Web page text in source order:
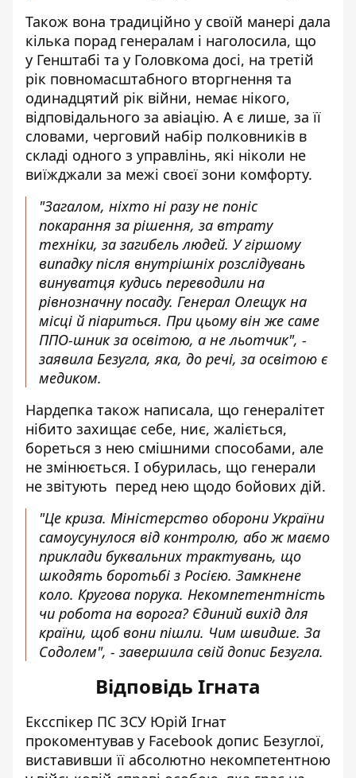
Також вона традиційно у своїй манері дала
кілька порад генералам і наголосила, що
у Генштабі та у Головкома досі, на третій
рік повномасштабного вторгнення та
одинадцятий рік війни, немає нікого,
відповідального за авіацію. А є лише, за її
словами, черговий набір полковників в
складі одного з управлінь, які ніколи не
виїжджали за межі своєї зони комфорту.
"Загалом, ніхто ні разу не поніс
покарання за рішення, за втрату
техніки, за загибель людей. У гіршому
випадку після внутрішніх розслідувань
винуватця кудись переводили на
рівнозначну посаду. Генерал Олещук на
місці й піариться. При цьому він же саме
ППО-шник за освітою, а не льотчик", -
заявила Безугла, яка, до речі, за освітою є
медиком.
Нардепка також написала, що генералітет
нібито захищає себе, ниє, жаліється,
бореться з нею смішними способами, але
не змінюється. І обурилась, що генерали
не звітують перед нею щодо бойових дій.
"Це криза. Міністерство оборони України
самоусунулося від контролю, або ж маємо
приклади буквальних трактувань, що
шкодять боротьбі з Росією. Замкнене
коло. Кругова порука. Некомпетентність
чи робота на ворога? Єдиний вихід для
країни, щоб вони пішли. Чим швидше. За
Содолем", - завершила свій допис Безугла.
Відповідь Ігната
Ексспікер ПС ЗСУ Юрій Ігнат
прокоментував у Facebook допис Безуглої,
виставивши її абсолютно некомпетентною